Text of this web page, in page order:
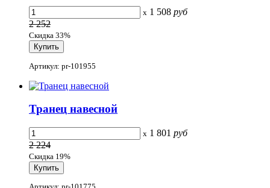
x 1 508 руб
2 252
Скидка 33%
Артикул: pr-101955
Транец навесной
x 1 801 руб
2 224
Скидка 19%